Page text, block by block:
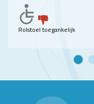
Rolstoel toegankelijk